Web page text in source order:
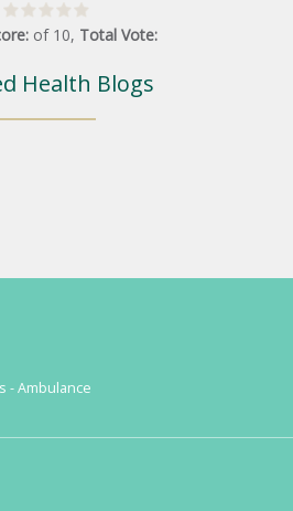
of 10, Total Vote:
Health Blogs
- Ambulance